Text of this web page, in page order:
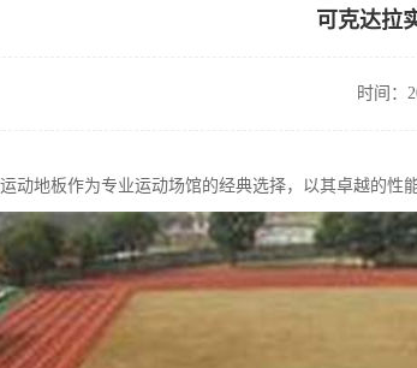
可克达拉
时间：
动地板作为专业运动场馆的经典选择，以其卓越的性